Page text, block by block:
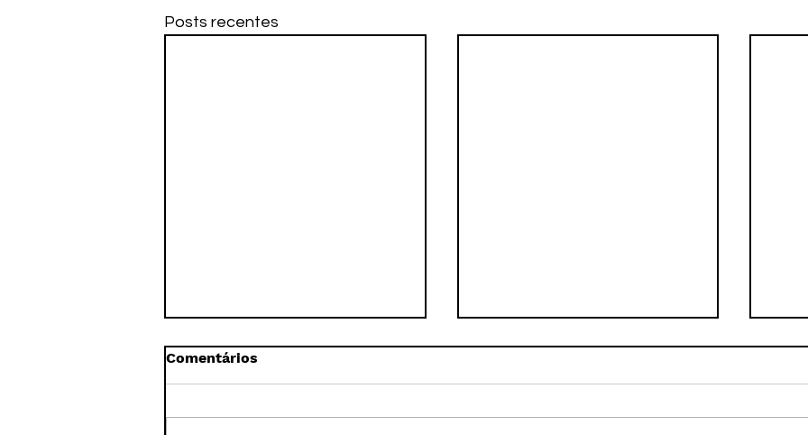
Posts recentes
Comentários